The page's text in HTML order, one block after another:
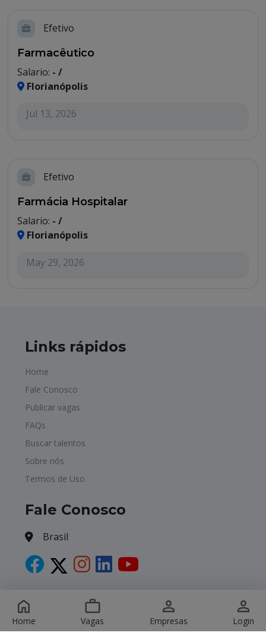
Home Vagas Empresas Login
Efetivo
Farmacêutico
Salario: - /
Florianópolis
Jul 13, 2026
Efetivo
Farmácia Hospitalar
Salario: - /
Florianópolis
May 29, 2026
Links rápidos
Home
Fale Conosco
Publicar vagas
FAQs
Buscar talentos
Sobre nós
Termos de Uso
Fale Conosco
Brasil
Copyright © 2026 Havagas. All Rights Reserved.